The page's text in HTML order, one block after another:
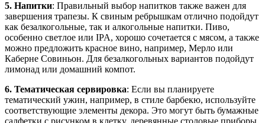
5. Напитки: Правильный выбор напитков также важен для
завершения трапезы. К свиным ребрышкам отлично подойдут
как безалкогольные, так и алкогольные напитки. Пиво,
особенно светлое или IPA, хорошо сочетается с мясом, а также
можно предложить красное вино, например, Мерло или
Каберне Совиньон. Для безалкогольных вариантов подойдут
лимонад или домашний компот.
6. Тематическая сервировка: Если вы планируете
тематический ужин, например, в стиле барбекю, используйте
соответствующие элементы декора. Это могут быть бумажные